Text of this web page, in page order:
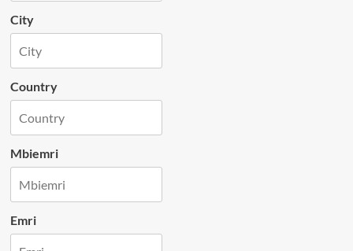
City
Country
Mbiemri
Emri